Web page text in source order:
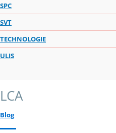
SPC
SVT
TECHNOLOGIE
ULIS
LCA
Blog